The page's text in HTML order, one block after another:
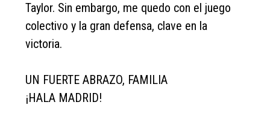
Taylor. Sin embargo, me quedo con el juego
colectivo y la gran defensa, clave en la
victoria.
UN FUERTE ABRAZO, FAMILIA
¡HALA MADRID!